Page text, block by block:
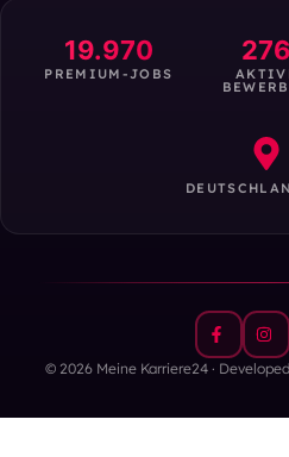
19.970
PREMIUM-JOBS
276
© 2026 Meine Karriere24 ·